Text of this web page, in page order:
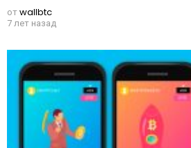
отwallbtc
7 лет назад